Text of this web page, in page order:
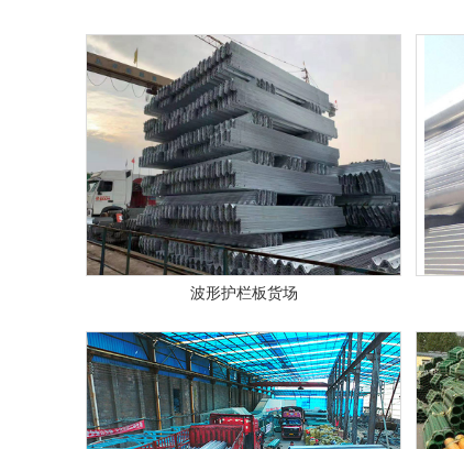
波形护栏板货场